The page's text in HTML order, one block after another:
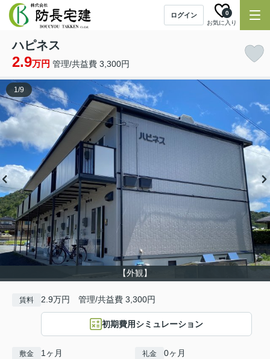
ログイン
お気に入り
0
ハピネス
2.9万円 管理/共益費 3,300円
【外観】
1/9
賃料 2.9万円 管理/共益費 3,300円
初期費用シミュレーション
敷金 1ヶ月 礼金 0ヶ月